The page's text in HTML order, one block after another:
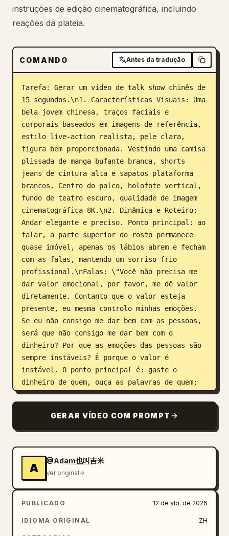
instruções de edição cinematográfica, incluindo
reações da plateia.
COMANDO Antes da tradução
Tarefa: Gerar um vídeo de talk show chinês de
15 segundos.\n1. Características Visuais: Uma
bela jovem chinesa, traços faciais e
corporais baseados em imagens de referência,
estilo live-action realista, pele clara,
figura bem proporcionada. Vestindo uma camisa
plissada de manga bufante branca, shorts
jeans de cintura alta e sapatos plataforma
brancos. Centro do palco, holofote vertical,
fundo de teatro escuro, qualidade de imagem
cinematográfica 8K.\n2. Dinâmica e Roteiro:
Andar elegante e preciso. Ponto principal: ao
falar, a parte superior do rosto permanece
quase imóvel, apenas os lábios abrem e fecham
com as falas, mantendo um sorriso frio
profissional.\nFalas: \"Você não precisa me
dar valor emocional, por favor, me dê valor
diretamente. Contanto que o valor esteja
presente, eu mesma controlo minhas emoções.
Se eu não consigo me dar bem com as pessoas,
será que não consigo me dar bem com o
dinheiro? Por que as emoções das pessoas são
sempre instáveis? É porque o valor é
instável. O ponto principal é: gaste o
dinheiro de quem, ouça as palavras de quem;
se eu não gastei o seu dinheiro, por favor,
nítida como a de uma apresentadora
profissional, com velocidade uniforme e
pressão racional. Ritmo de edição: Após a
frase de efeito, insira um close de 0,5
segundo da plateia (homens e mulheres) rindo
e aplaudindo. A câmera realiza um zoom lento
durante o monólogo da jovem para aumentar o
impacto visual.
GERAR VÍDEO COM PROMPT
A
@Adam也叫吉米
Ver original
PUBLICADO 12 de abr. de 2026
IDIOMA ORIGINAL ZH